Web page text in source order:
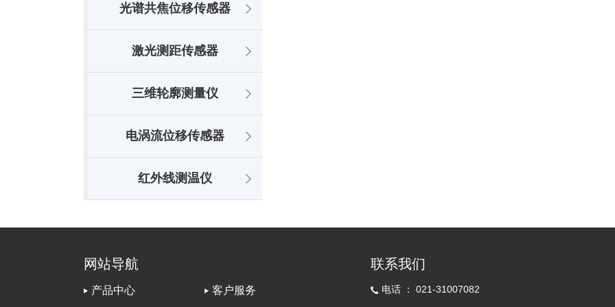
光谱共焦位移传感器
激光测距传感器
三维轮廓测量仪
电涡流位移传感器
红外线测温仪
网站导航
产品中心 客户服务
联系我们
电话 ： 021-31007082